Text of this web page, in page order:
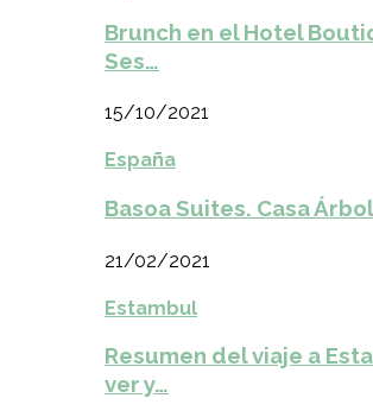
Brunch en el Hotel
Ses…
15/10/2021
España
Basoa Suites. Casa
21/02/2021
Estambul
Resumen del viaje a
ver y…